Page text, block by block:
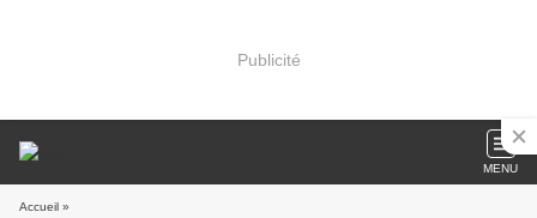
Publicité
MENU
Accueil »